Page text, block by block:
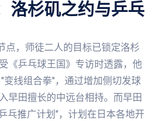
洛杉矶之约与乒乓
点，师徒二人的目标已锁定洛杉
《乒乓球王国》专访时透露，他
线组合拳"，通过增加侧切发球
早田擅长的中远台相持。而早田
乓推广计划"，计划在日本各地开